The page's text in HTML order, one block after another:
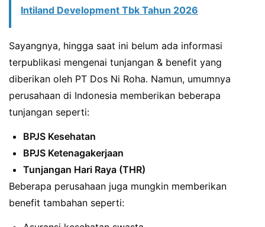
Intiland Development Tbk Tahun 2026
Sayangnya, hingga saat ini belum ada informasi
terpublikasi mengenai tunjangan & benefit yang
diberikan oleh PT Dos Ni Roha. Namun, umumnya
perusahaan di Indonesia memberikan beberapa
tunjangan seperti:
BPJS Kesehatan
BPJS Ketenagakerjaan
Tunjangan Hari Raya (THR)
Beberapa perusahaan juga mungkin memberikan
benefit tambahan seperti: